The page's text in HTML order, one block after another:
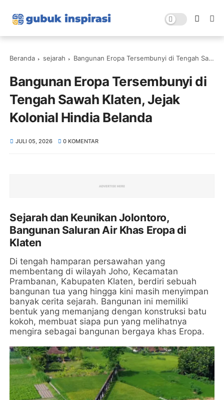
Beranda sejarah Bangunan Eropa Tersembunyi di Tengah Sawah Klaten, Jejak Kolonial Hindia Belanda
Bangunan Eropa Tersembunyi di
Tengah Sawah Klaten, Jejak
Kolonial Hindia Belanda
JULI 05, 2026 0 KOMENTAR
Sejarah dan Keunikan Jolontoro,
Bangunan Saluran Air Khas Eropa di
Klaten
Di tengah hamparan persawahan yang
membentang di wilayah Joho, Kecamatan
Prambanan, Kabupaten Klaten, berdiri sebuah
bangunan tua yang hingga kini masih menyimpan
banyak cerita sejarah. Bangunan ini memiliki
bentuk yang memanjang dengan konstruksi batu
kokoh, membuat siapa pun yang melihatnya
mengira sebagai bangunan bergaya khas Eropa.